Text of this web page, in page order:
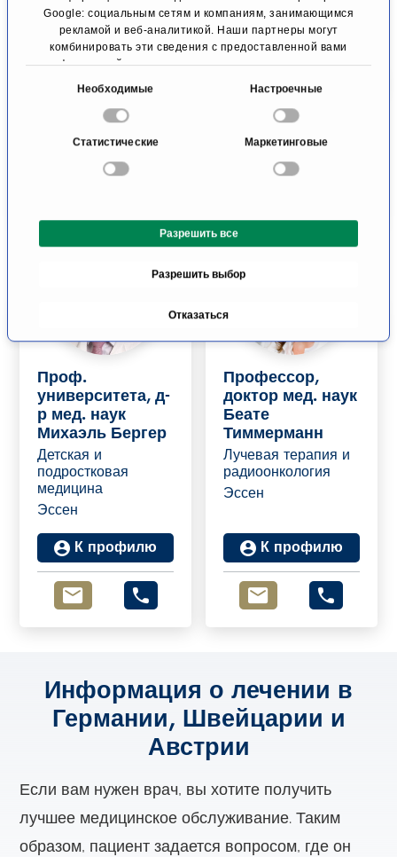
Google: социальным сетям и компаниям, занимающимся
рекламой и веб-аналитикой. Наши партнеры могут
комбинировать эти сведения с предоставленной вами
информацией, а также данными, которые они получили
я
Необходимые Настроечные
Статистические Маркетинговые
Разрешить все
Разрешить выбор
Отказаться
наук Дамиен К.
Вебер
Филлиген
К профилю
Форг
Болеутоляющая
терапия и
паллиативная
медицина
К профилю
Проф.
университета, д-
р мед. наук
Михаэль Бергер
Детская и
подростковая
медицина
Эссен
К профилю
Профессор,
доктор мед. наук
Беате
Тиммерманн
Лучевая терапия и
радиоонкология
Эссен
К профилю
Информация о лечении в
Германии, Швейцарии и
Австрии
Если вам нужен врач, вы хотите получить
лучшее медицинское обслуживание. Таким
образом, пациент задается вопросом, где он